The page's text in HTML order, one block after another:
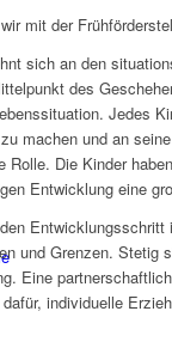
mit der
sich an den
des
Jedes
machen und an
Rolle. Die Kinder
Entwicklung eine
und Grenzen. Stetig
Eine
individuelle